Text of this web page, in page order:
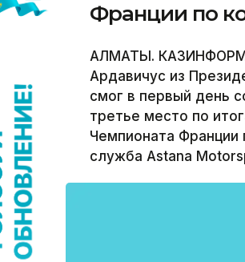
Франции по
АЛМАТЫ. КАЗИНФОРМ
Ардавичус из
смог в первый день
третье место по
Чемпионата Франции
служба Astana